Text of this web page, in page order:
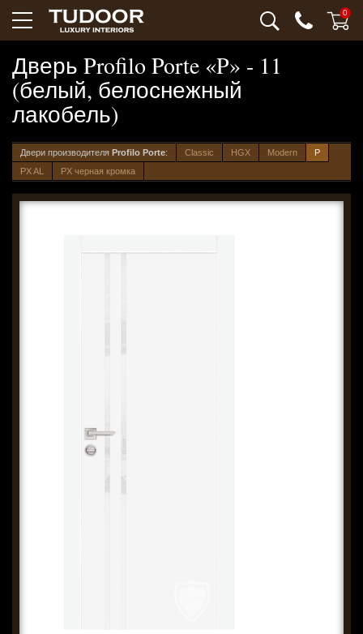
0
Дверь Profilo Porte «P» - 11
(белый, белоснежный
лакобель)
Двери производителя Profilo Porte: Classic HGX Modern
P
PX AL
PX черная кромка